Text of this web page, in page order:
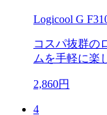
Logicool G
コスパ抜群の
ムを手軽に楽
2,860円
4